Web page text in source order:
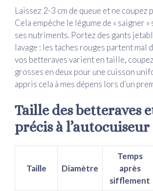
Laissez 2-3 cm de queue et ne coupez
Cela empêche le légume de « saigner
ses nutriments. Portez des gants
lavage : les taches rouges partent mal
vos betteraves varient en taille,
grosses en deux pour une cuisson
appris cela à mes dépens lors d’un
Taille des betteraves
précis à l’autocuiseur
Taille Diamètre
Temps
après
sifflement